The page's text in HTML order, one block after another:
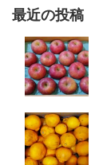
最近の投稿